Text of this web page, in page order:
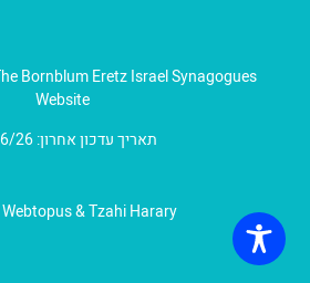
Bornblum Eretz Israel Synagogues
Website
תאריך עדכון אחרון: 30/06/26
Webtopus&Tzahi Harary